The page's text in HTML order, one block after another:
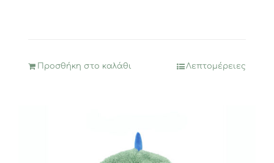
Προσθήκη στο καλάθι Λεπτομέρειες